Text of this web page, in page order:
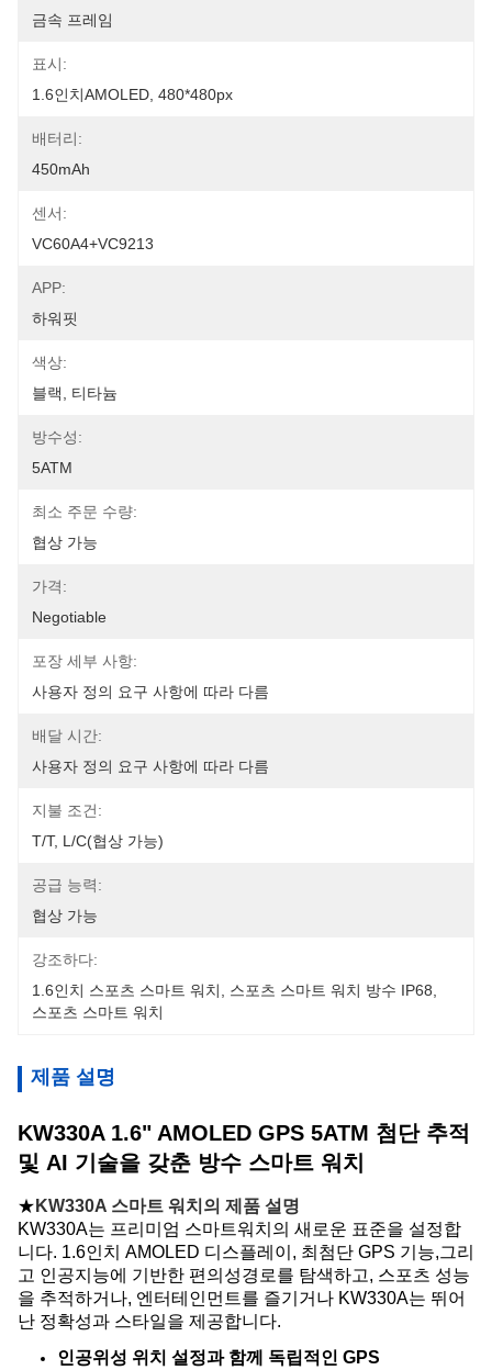
금속 프레임
표시:
1.6인치AMOLED, 480*480px
배터리:
450mAh
센서:
VC60A4+VC9213
APP:
하워핏
색상:
블랙, 티타늄
방수성:
5ATM
최소 주문 수량:
협상 가능
가격:
Negotiable
포장 세부 사항:
사용자 정의 요구 사항에 따라 다름
배달 시간:
사용자 정의 요구 사항에 따라 다름
지불 조건:
T/T, L/C(협상 가능)
공급 능력:
협상 가능
강조하다:
1.6인치 스포츠 스마트 워치
스포츠 스마트 워치 방수 IP68
스포츠 스마트 워치
제품 설명
KW330A 1.6" AMOLED GPS 5ATM 첨단 추적
및 AI 기술을 갖춘 방수 스마트 워치
★ KW330A 스마트 워치의 제품 설명
KW330A는 프리미엄 스마트워치의 새로운 표준을 설정합
니다. 1.6인치 AMOLED 디스플레이, 최첨단 GPS 기능,그리
고 인공지능에 기반한 편의성경로를 탐색하고, 스포츠 성능
을 추적하거나, 엔터테인먼트를 즐기거나 KW330A는 뛰어
난 정확성과 스타일을 제공합니다.
인공위성 위치 설정과 함께 독립적인 GPS